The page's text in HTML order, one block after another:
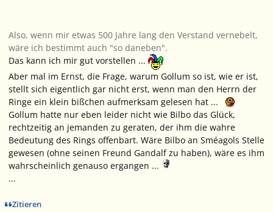
Also, wenn mir etwas 500 Jahre lang den Verstand vernebelt,
wäre ich bestimmt auch "so daneben".
Das kann ich mir gut vorstellen ...
Aber mal im Ernst, die Frage, warum Gollum so ist, wie er ist,
stellt sich eigentlich gar nicht erst, wenn man den Herrn der
Ringe ein klein bißchen aufmerksam gelesen hat ...
Gollum hatte nur eben leider nicht wie Bilbo das Glück,
rechtzeitig an jemanden zu geraten, der ihm die wahre
Bedeutung des Rings offenbart. Wäre Bilbo an Sméagols Stelle
gewesen (ohne seinen Freund Gandalf zu haben), wäre es ihm
wahrscheinlich genauso ergangen ...
...
Zitieren